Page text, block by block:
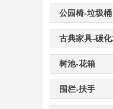
公园椅-垃圾桶
古典家具-碳
树池-花箱
围栏-扶手